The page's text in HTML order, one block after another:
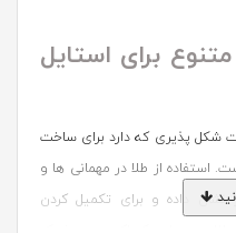
برای استایل
شکل پذیری که دارد برای ساخت
استفاده از طلا در مهمانی ها و
داده و برای تکمیل کردن